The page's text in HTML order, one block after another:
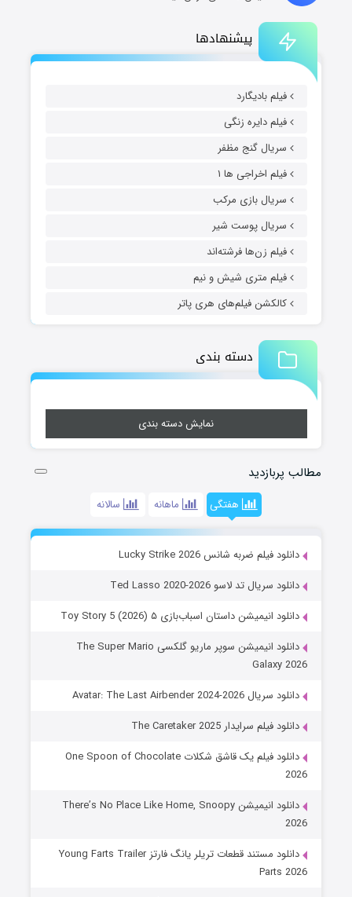
پیشنهادها
فیلم بادیگارد
فیلم دایره زنگی
سریال گنج مظفر
فیلم اخراجی ها ۱
سریال بازی مرکب
سریال پوست شیر
فیلم زن‌ها فرشته‌اند
فیلم متری شیش و نیم
کالکشن فیلم‌های هری پاتر
دسته بندی
نمایش دسته بندی
مطالب پربازدید
هفتگی ماهانه سالانه
دانلود فیلم ضربه شانس Lucky Strike 2026
دانلود سریال تد لاسو Ted Lasso 2020-2026
دانلود انیمیشن داستان اسباب‌بازی ۵ Toy Story 5 (2026)
دانلود انیمیشن سوپر ماریو گلکسی The Super Mario
Galaxy 2026
دانلود سریال Avatar: The Last Airbender 2024-2026
دانلود فیلم سرایدار The Caretaker 2025
دانلود فیلم یک قاشق شکلات One Spoon of Chocolate
2026
دانلود انیمیشن There’s No Place Like Home, Snoopy
2026
دانلود مستند قطعات تریلر یانگ فارتز Young Farts Trailer
Parts 2026